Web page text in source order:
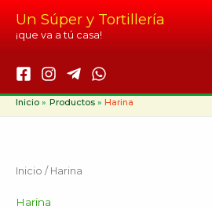
Un Súper y Tortillería
¡que va a tú casa!
Inicio Productos Harina
Inicio / Harina
Harina